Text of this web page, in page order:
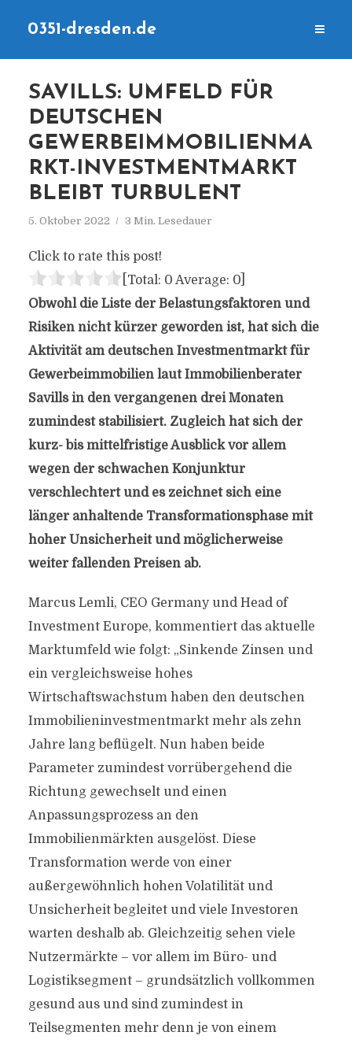
0351-dresden.de
SAVILLS: UMFELD FÜR
DEUTSCHEN
GEWERBEIMMOBILIENMA
RKT-INVESTMENTMARKT
BLEIBT TURBULENT
5. Oktober 2022 3 Min. Lesedauer
Click to rate this post!
[Total: 0 Average: 0]
Obwohl die Liste der Belastungsfaktoren und
Risiken nicht kürzer geworden ist, hat sich die
Aktivität am deutschen Investmentmarkt für
Gewerbeimmobilien laut Immobilienberater
Savills in den vergangenen drei Monaten
zumindest stabilisiert. Zugleich hat sich der
kurz- bis mittelfristige Ausblick vor allem
wegen der schwachen Konjunktur
verschlechtert und es zeichnet sich eine
länger anhaltende Transformationsphase mit
hoher Unsicherheit und möglicherweise
weiter fallenden Preisen ab.
Marcus Lemli, CEO Germany und Head of
Investment Europe, kommentiert das aktuelle
Marktumfeld wie folgt: „Sinkende Zinsen und
ein vergleichsweise hohes
Wirtschaftswachstum haben den deutschen
Immobilieninvestmentmarkt mehr als zehn
Jahre lang beflügelt. Nun haben beide
Parameter zumindest vorrübergehend die
Richtung gewechselt und einen
Anpassungsprozess an den
Immobilienmärkten ausgelöst. Diese
Transformation werde von einer
außergewöhnlich hohen Volatilität und
Unsicherheit begleitet und viele Investoren
warten deshalb ab. Gleichzeitig sehen viele
Nutzermärkte – vor allem im Büro- und
Logistiksegment – grundsätzlich vollkommen
gesund aus und sind zumindest in
Teilsegmenten mehr denn je von einem